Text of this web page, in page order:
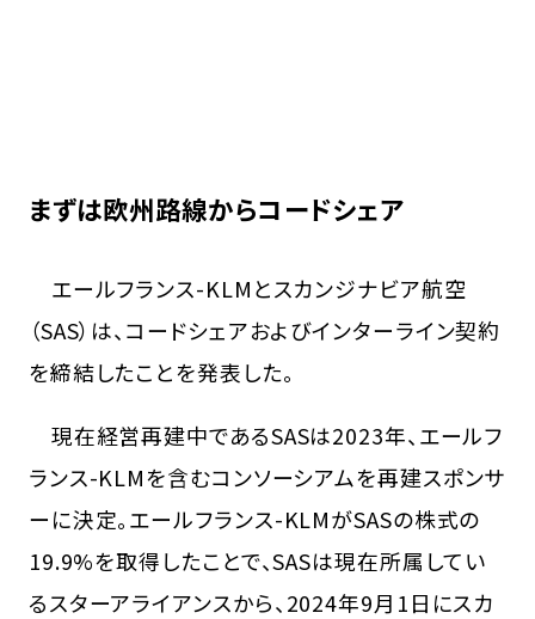
まずは欧州路線からコードシェア
エールフランス-KLMとスカンジナビア航空
（SAS）は、コードシェアおよびインターライン契約
を締結したことを発表した。
現在経営再建中であるSASは2023年、エールフ
ランス-KLMを含むコンソーシアムを再建スポンサ
ーに決定。エールフランス-KLMがSASの株式の
19.9%を取得したことで、SASは現在所属してい
るスターアライアンスから、2024年9月1日にスカ